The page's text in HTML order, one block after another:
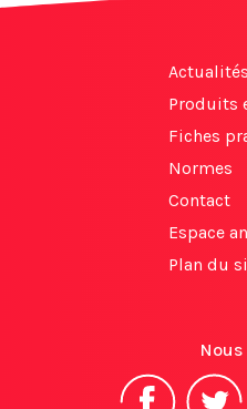
Actualités
Produits
Fiches
Normes
Contact
Espace
Plan du